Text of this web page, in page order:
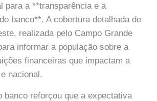
para a **transparência e a
banco**. A cobertura detalhada de
realizada pelo Campo Grande
informar a população sobre a
financeiras que impactam a
nacional.
banco reforçou que a expectativa